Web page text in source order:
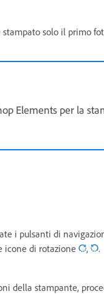
solo il primo
Elements per la
i pulsanti di
icone di rotazione
, .
della stampante,